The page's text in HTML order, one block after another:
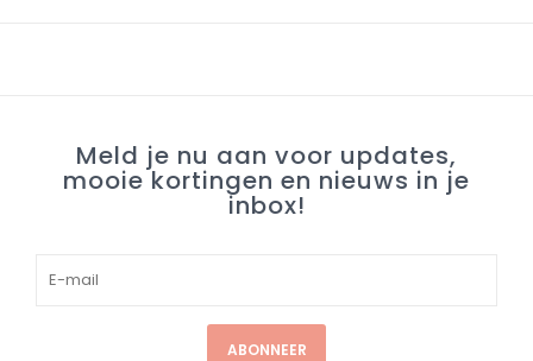
Meld je nu aan voor updates,
mooie kortingen en nieuws in je
inbox!
ABONNEER